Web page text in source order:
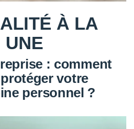
À LA
UNE
: comment
votre
personnel ?